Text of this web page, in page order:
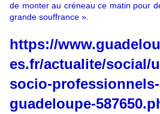
de monter au créneau ce matin pour
grande souffrance ».
https://
es.fr/actualite/social/
socio-
guadeloupe-